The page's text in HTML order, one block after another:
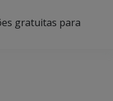
gratuitas para